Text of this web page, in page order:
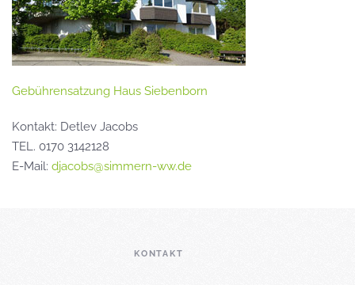
Gebührensatzung Haus Siebenborn
Kontakt: Detlev Jacobs
TEL. 0170 3142128
E-Mail: djacobs@simmern-ww.de
KONTAKT